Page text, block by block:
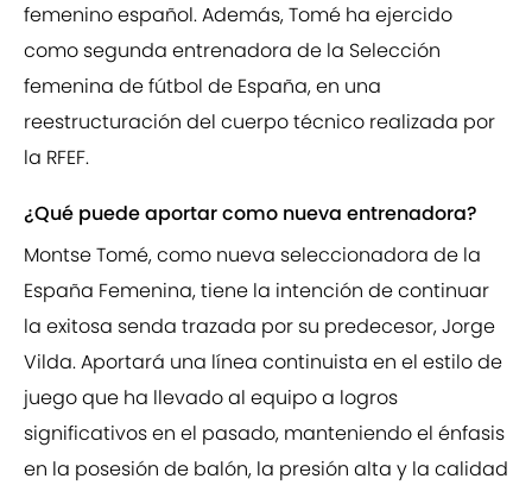
femenino español. Además, Tomé ha ejercido
como segunda entrenadora de la Selección
femenina de fútbol de España, en una
reestructuración del cuerpo técnico realizada por
la RFEF.
¿Qué puede aportar como nueva entrenadora?
Montse Tomé, como nueva seleccionadora de la
España Femenina, tiene la intención de continuar
la exitosa senda trazada por su predecesor, Jorge
Vilda. Aportará una línea continuista en el estilo de
juego que ha llevado al equipo a logros
significativos en el pasado, manteniendo el énfasis
en la posesión de balón, la presión alta y la calidad